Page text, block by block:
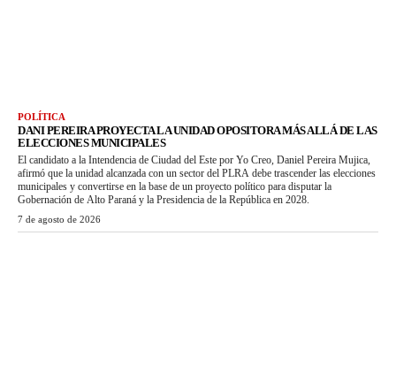
POLÍTICA
DANI PEREIRA PROYECTA LA UNIDAD OPOSITORA MÁS ALLÁ DE LAS
ELECCIONES MUNICIPALES
El candidato a la Intendencia de Ciudad del Este por Yo Creo, Daniel Pereira Mujica,
afirmó que la unidad alcanzada con un sector del PLRA debe trascender las elecciones
municipales y convertirse en la base de un proyecto político para disputar la
Gobernación de Alto Paraná y la Presidencia de la República en 2028.
7 de agosto de 2026